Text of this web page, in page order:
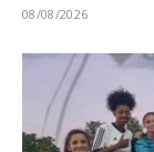
08/08/2026